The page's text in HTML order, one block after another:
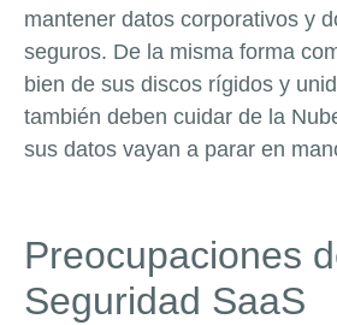
mantener datos corporativos y
seguros. De la misma forma
bien de sus discos rígidos y
también deben cuidar de la
sus datos vayan a parar en
Preocupaciones
Seguridad SaaS